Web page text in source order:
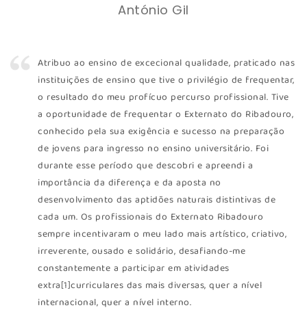
António Gil
Atribuo ao ensino de excecional qualidade, praticado nas
instituições de ensino que tive o privilégio de frequentar,
o resultado do meu profícuo percurso profissional. Tive
a oportunidade de frequentar o Externato do Ribadouro,
conhecido pela sua exigência e sucesso na preparação
de jovens para ingresso no ensino universitário. Foi
durante esse período que descobri e apreendi a
importância da diferença e da aposta no
desenvolvimento das aptidões naturais distintivas de
cada um. Os profissionais do Externato Ribadouro
sempre incentivaram o meu lado mais artístico, criativo,
irreverente, ousado e solidário, desafiando-me
constantemente a participar em atividades
extra[1]curriculares das mais diversas, quer a nível
internacional, quer a nível interno.